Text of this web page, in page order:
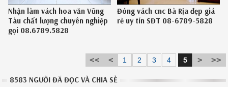
Nhận làm vách hoa văn Vũng
Tàu chất lượng chuyên nghiệp
gọi 08.6789.5828
Đóng vách cnc Bà Rịa đẹp giá
rẻ uy tín SĐT 08-6789-5828
1 2 3 4 5
8583 NGƯỜI ĐÃ ĐỌC VÀ CHIA SẺ